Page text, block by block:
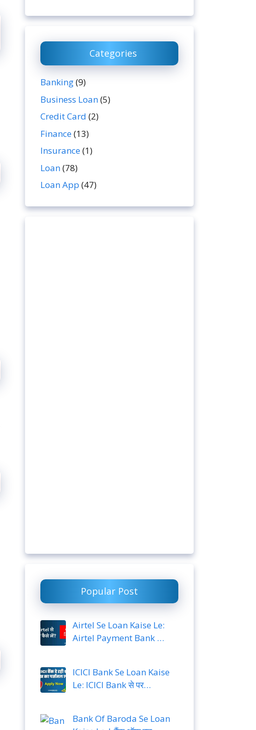
Categories
Banking(9)
Business Loan(5)
Credit Card (2)
Finance(13)
Insurance(1)
Loan(78)
Loan App (47)
Popular Post
Airtel Se Loan Kaise Le:
Airtel Payment Bank …
ICICI Bank Se Loan Kaise
Le: ICICI Bank से पर…
Bank Of Baroda Se Loan